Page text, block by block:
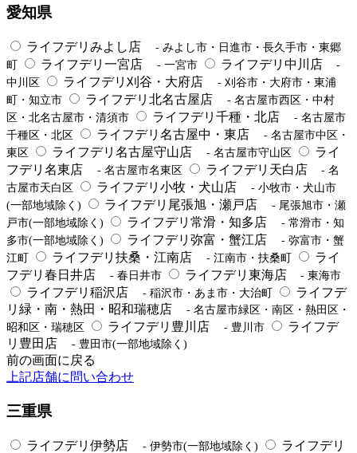
愛知県
ライフデリみよし店
- みよし市・日進市・長久手市・東郷
町
ライフデリ一宮店 - 一宮市 ライフデリ中川店
-
中川区
ライフデリ刈谷・大府店
- 刈谷市・大府市・東浦
町・知立市
ライフデリ北名古屋店
- 名古屋市西区・中村
区・北名古屋市・清須市
ライフデリ千種・北店
- 名古屋市
千種区・北区
ライフデリ名古屋中・東店
- 名古屋市中区・
東区
ライフデリ名古屋守山店 - 名古屋市守山区
ライ
フデリ名東店
- 名古屋市名東区 ライフデリ天白店
- 名
古屋市天白区
ライフデリ小牧・犬山店
- 小牧市・犬山市
(一部地域除く)
ライフデリ尾張旭・瀬戸店
- 尾張旭市・瀬
戸市(一部地域除く)
ライフデリ常滑・知多店
- 常滑市・知
多市(一部地域除く)
ライフデリ弥富・蟹江店
- 弥富市・蟹
江町
ライフデリ扶桑・江南店 - 江南市・扶桑町
ライ
フデリ春日井店
- 春日井市 ライフデリ東海店 - 東海市
ライフデリ稲沢店 - 稲沢市・あま市・大治町
ライフデ
リ緑・南・熱田・昭和瑞穂店
- 名古屋市緑区・南区・熱田区・
昭和区・瑞穂区
ライフデリ豊川店 - 豊川市
ライフデ
リ豊田店
- 豊田市(一部地域除く)
前の画面に戻る
上記店舗に問い合わせ
三重県
ライフデリ伊勢店 - 伊勢市(一部地域除く)
ライフデリ